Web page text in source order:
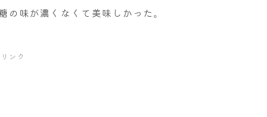
味が濃くなくて美味しかった。
ンク